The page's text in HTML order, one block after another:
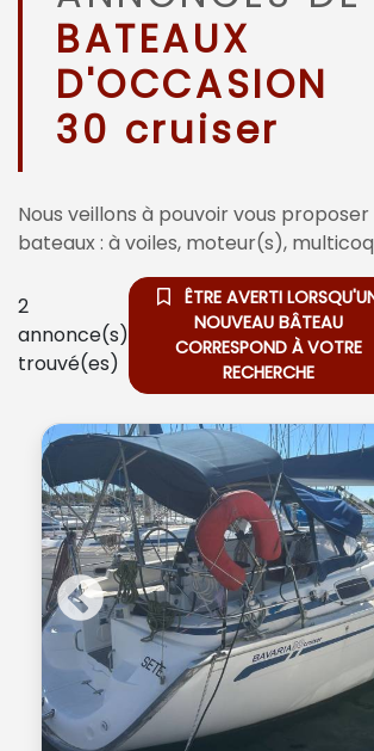
06 27 07 57 11
BATEAUX
D'OCCASION
30 cruiser
Nous veillons à pouvoir vous
bateaux : à voiles, moteur(s),
2
annonce(s)
trouvé(es)
ÊTRE AVERTI
NOUVEAU BÂTEAU
CORRESPOND À VOTRE
RECHERCHE